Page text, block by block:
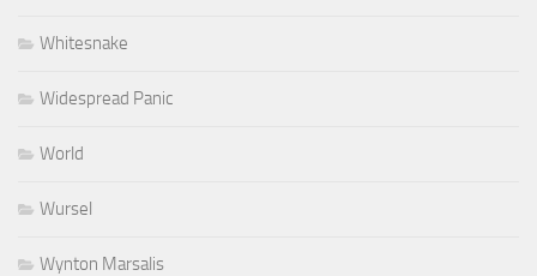
Whitesnake
Widespread Panic
World
Wursel
Wynton Marsalis